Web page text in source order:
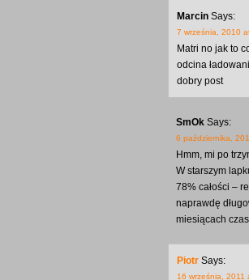
Marcin Says:
7 września, 2010
Matri no jak to
odcina
dobry post
SmOk Says:
6 października,
Hmm, mi po
W starszym
78% całości –
naprawdę
miesiącach
Piotr Says:
16 września, 2011